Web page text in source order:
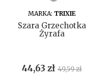
DO KOSZYKA
MARKA: TRIXIE
Szara Grzechotka
Żyrafa
Cena
44,63 zł Cena
49,59 zł